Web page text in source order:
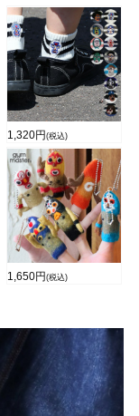
1,320円 (税込)
1,650円 (税込)